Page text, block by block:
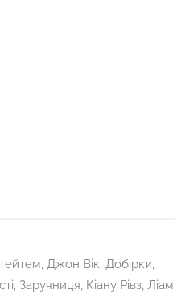
, Джон Вік, Добірки,
, Заручниця, Кіану Рівз, Ліам